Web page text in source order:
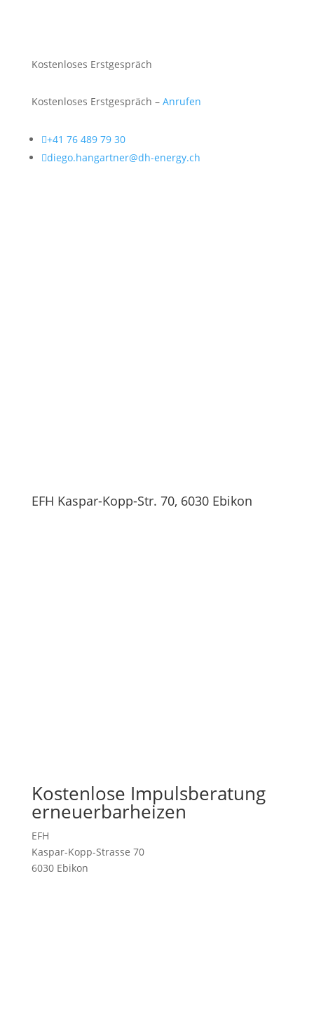
Kostenloses Erstgespräch
Kostenloses Erstgespräch – Anrufen
+41 76 489 79 30
diego.hangartner@dh-energy.ch
EFH Kaspar-Kopp-Str. 70, 6030 Ebikon
Kostenlose Impulsberatung
erneuerbarheizen
EFH
Kaspar-Kopp-Strasse 70
6030 Ebikon